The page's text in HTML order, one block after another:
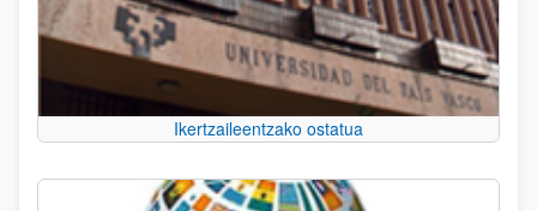
Ikertzaileentzako ostatua